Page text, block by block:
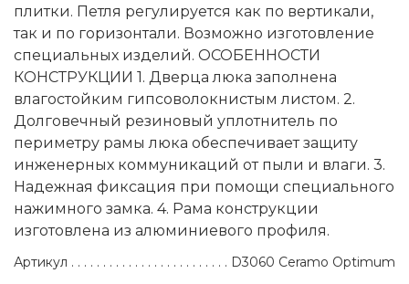
плитки. Петля регулируется как по вертикали,
так и по горизонтали. Возможно изготовление
специальных изделий. ОСОБЕННОСТИ
КОНСТРУКЦИИ 1. Дверца люка заполнена
влагостойким гипсоволокнистым листом. 2.
Долговечный резиновый уплотнитель по
периметру рамы люка обеспечивает защиту
инженерных коммуникаций от пыли и влаги. 3.
Надежная фиксация при помощи специального
нажимного замка. 4. Рама конструкции
изготовлена из алюминиевого профиля.
Артикул
D3060 Ceramo Optimum